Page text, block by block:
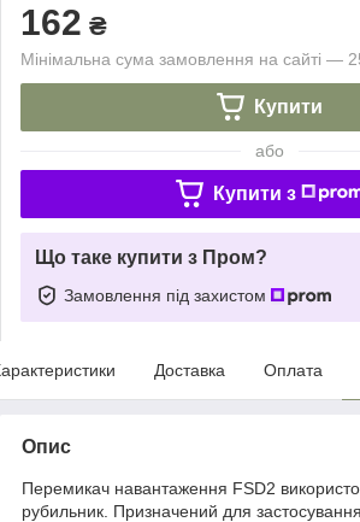
162 ₴
Мінімальна сума замовлення на сайті —
Купити
або
Купити з
Що таке купити з Пром?
Замовлення під захистом
Доставка Оплата
Опис
Перемикач навантаження FSD2
рубильник. Призначений для